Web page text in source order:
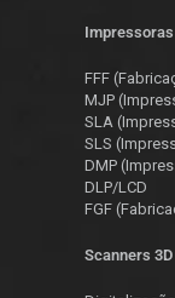
Impressoras
FFF
MJP
SLA
SLS
DMP
DLP/LCD
FGF
Scanners 3D